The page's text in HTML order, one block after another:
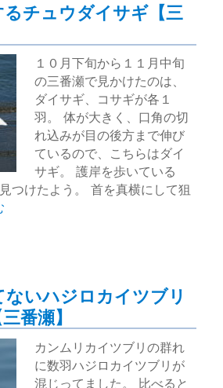
るチュウダイサギ【三
１０月下旬から１１月中旬
の三番瀬で見かけたのは、
ダイサギ、コサギが各１
羽。 体が大きく、口角の切
れ込みが目の後方まで伸び
ているので、こちらはダイ
サギ。 護岸を歩いている
つけたよう。 首を真横にして狙
るチュウダイサギ【三番瀬】” の
ないハジロカイツブリ
番瀬】
カンムリカイツブリの群れ
に数羽ハジロカイツブリが
混じってました。 比べると